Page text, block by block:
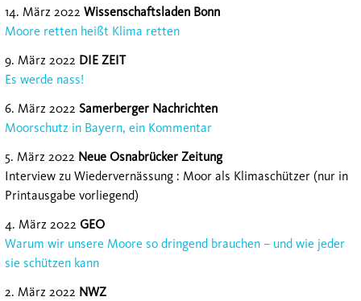
14. März 2022 Wissenschaftsladen Bonn
Moore retten heißt Klima retten
9. März 2022 DIE ZEIT
Es werde nass!
6. März 2022 Samerberger Nachrichten
Moorschutz in Bayern, ein Kommentar
5. März 2022 Neue Osnabrücker Zeitung
Interview zu Wiedervernässung : Moor als Klimaschützer (nur in
Printausgabe vorliegend)
4. März 2022 GEO
Warum wir unsere Moore so dringend brauchen – und wie jeder
sie schützen kann
2. März 2022 NWZ